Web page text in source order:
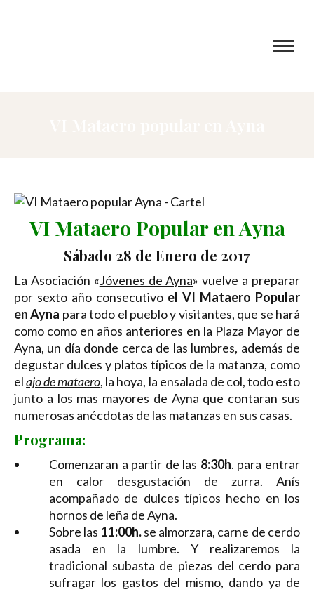
VI Mataero Popular en Ayna
Sábado 28 de Enero de 2017
La Asociación «Jóvenes de Ayna» vuelve a preparar
por sexto año consecutivo el VI Mataero Popular
en Ayna para todo el pueblo y visitantes, que se hará
como como en años anteriores en la Plaza Mayor de
Ayna, un día donde cerca de las lumbres, además de
degustar dulces y platos típicos de la matanza, como
elajo de mataero, la hoya, la ensalada de col, todo esto
junto a los mas mayores de Ayna que contaran sus
numerosas anécdotas de las matanzas en sus casas.
Programa:
Comenzaran a partir de las 8:30h. para entrar
en calor desgustación de zurra. Anís
acompañado de dulces típicos hecho en los
hornos de leña de Ayna.
Sobre las 11:00h.se almorzara, carne de cerdo
asada en la lumbre. Y realizaremos la
tradicional subasta de piezas del cerdo para
sufragar los gastos del mismo, dando ya de